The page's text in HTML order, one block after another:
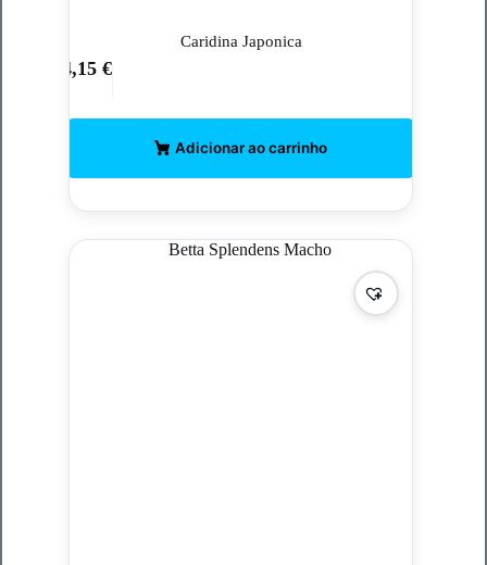
Caridina Japonica
4,15 €